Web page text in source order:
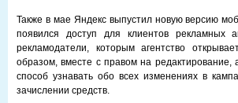
Также в мае Яндекс выпустил новую версию
появился доступ для клиентов рекламных
рекламодатели, которым агентство
образом, вместе с правом на редактирование,
способ узнавать обо всех изменениях в
зачислении средств.